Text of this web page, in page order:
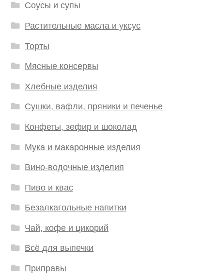
Соусы и супы
Растительные масла и уксус
Торты
Мясные консервы
Хлебные изделия
Сушки, вафли, пряники и печенье
Конфеты, зефир и шоколад
Мука и макаронные изделия
Вино-водочные изделия
Пиво и квас
Безалкагольные напитки
Чай, кофе и цикорий
Всё для выпечки
Приправы